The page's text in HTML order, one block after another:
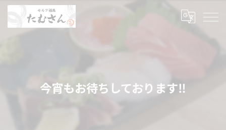
今宵もお待ちしております‼️